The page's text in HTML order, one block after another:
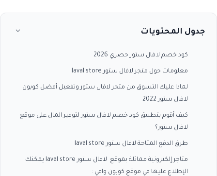
جدول المحتويات
كود خصم لافال ستور حصري 2026
معلومات حول متجر لافال ستور laval store
لماذا عليك التسوق من متجر لافال ستور وتفعيل أفضل كوبون
لافال ستور 2022
كيف أقوم بتطبيق كود خصم لافال ستور لتوفير المال على موقع
لافال ستور؟
طرق الدفع المتاحة لافال ستور laval store
متاجر إلكترونية مماثلة بموقع لافال ستور laval store يمكنك
الإطلاع عليها في موقع كوبون وافي :